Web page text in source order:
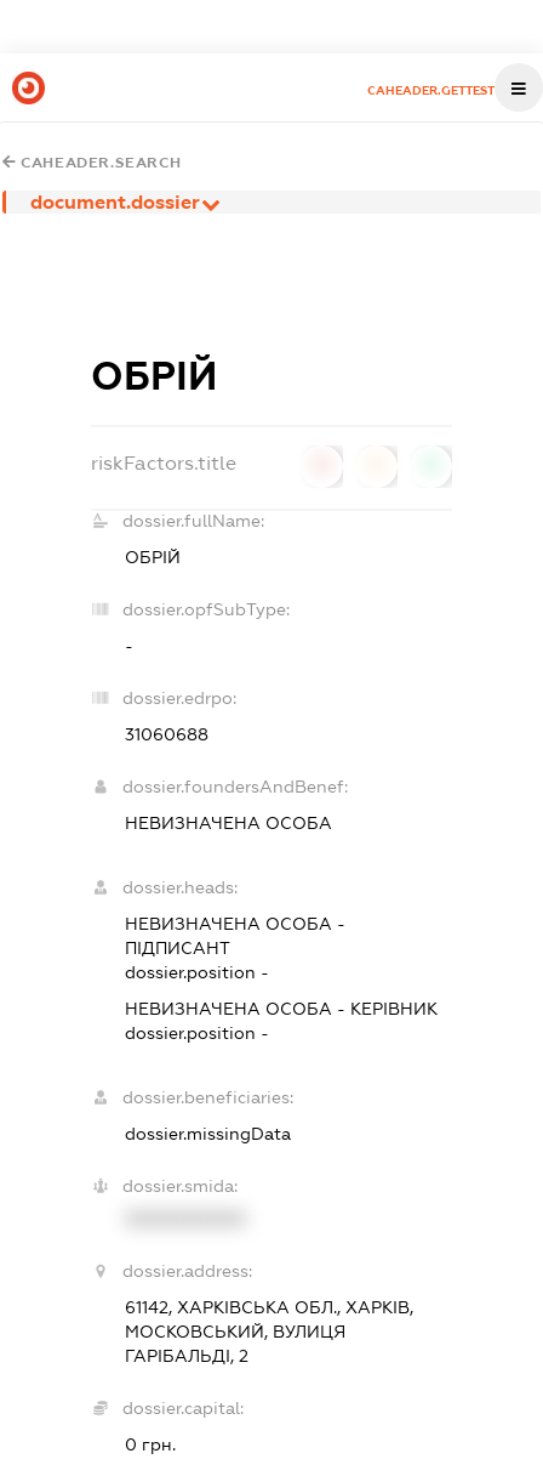
CAHEADER.GETTEST
CAHEADER.SEARCH
document.dossier
ОБРІЙ
riskFactors.title
dossier.fullName:
ОБРІЙ
dossier.opfSubType:
-
dossier.edrpo:
31060688
dossier.foundersAndBenef:
НЕВИЗНАЧЕНА ОСОБА
dossier.heads:
НЕВИЗНАЧЕНА ОСОБА -
ПІДПИСАНТ
dossier.position -
НЕВИЗНАЧЕНА ОСОБА - КЕРІВНИК
dossier.position -
dossier.beneficiaries:
dossier.missingData
dossier.smida:
dossier.address:
61142, ХАРКІВСЬКА ОБЛ., ХАРКІВ,
МОСКОВСЬКИЙ, ВУЛИЦЯ
ГАРІБАЛЬДІ, 2
dossier.capital:
0 грн.